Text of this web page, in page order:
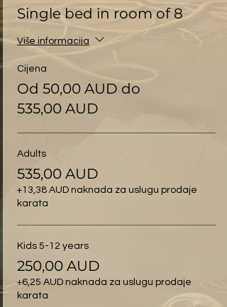
Single bed in room of 8
Više informacija
Cijena
Od 50,00 AUD do
535,00 AUD
Adults
535,00 AUD
+13,38 AUD naknada za uslugu prodaje
karata
Kids 5-12 years
250,00 AUD
+6,25 AUD naknada za uslugu prodaje
karata